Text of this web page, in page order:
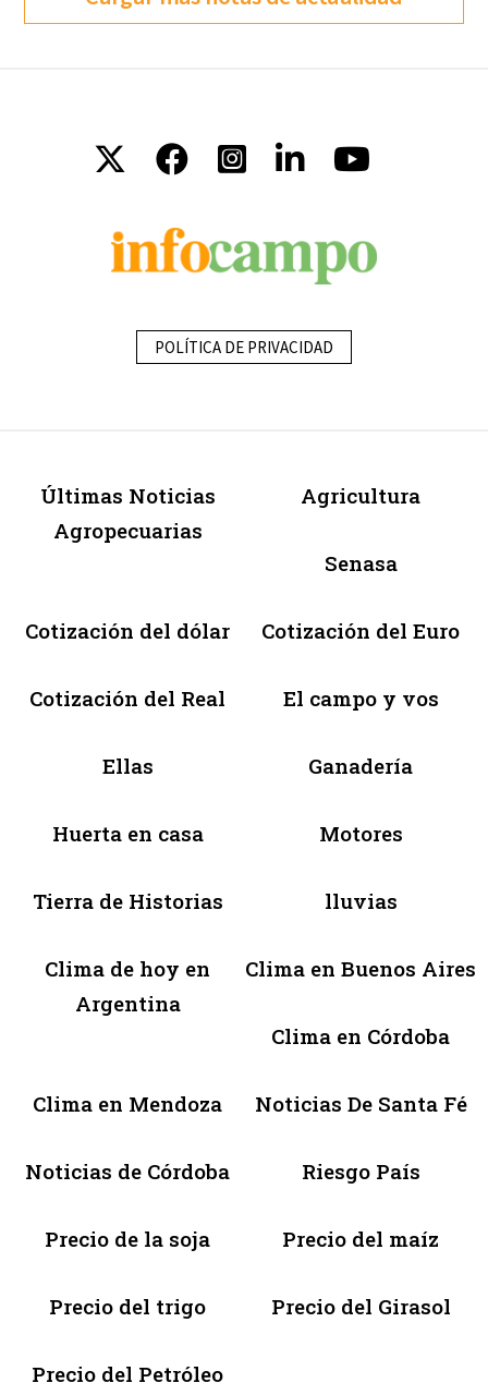
POLÍTICA DE PRIVACIDAD
Últimas Noticias
Agropecuarias
Agricultura
Senasa
Cotización del dólar Cotización del Euro
Cotización del Real El campo y vos
Ellas Ganadería
Huerta en casa Motores
Tierra de Historias lluvias
Clima de hoy en
Argentina
Clima en Buenos Aires
Clima en Córdoba
Clima en Mendoza Noticias De Santa Fé
Noticias de Córdoba Riesgo País
Precio de la soja Precio del maíz
Precio del trigo Precio del Girasol
Precio del Petróleo